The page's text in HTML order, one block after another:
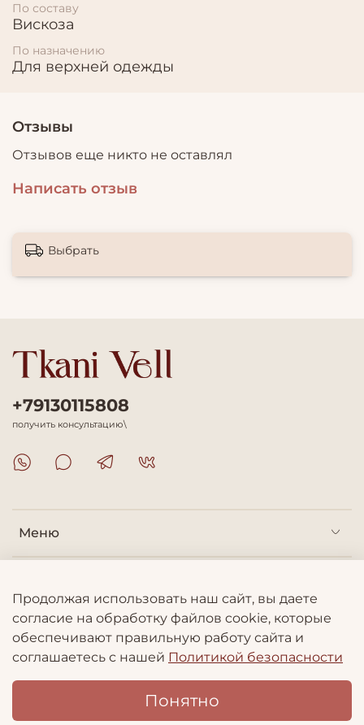
По составу
Вискоза
По назначению
Для верхней одежды
Отзывы
Отзывов еще никто не оставлял
Написать отзыв
Выбрать
Меню
Информация
+79130115808
получить консультацию\
Продолжая использовать наш сайт, вы даете
согласие на обработку файлов cookie, которые
обеспечивают правильную работу сайта и
соглашаетесь с нашей Политикой безопасности
Понятно